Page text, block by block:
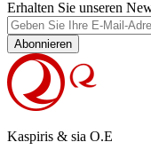
Erhalten Sie unseren
Abonnieren
Kaspiris & sia O.E